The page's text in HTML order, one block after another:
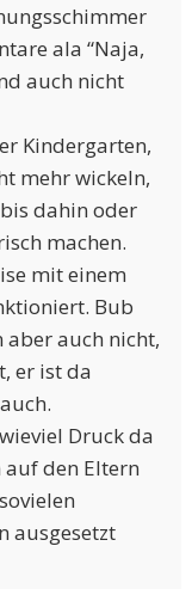
ala “Naja,
auch nicht
Kindergarten,
mehr wickeln,
dahin oder
machen.
mit einem
Bub
aber auch nicht,
er ist da
Druck da
den Eltern
ausgesetzt